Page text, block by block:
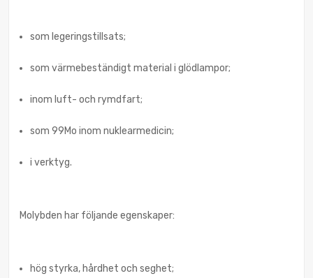
som legeringstillsats;
som värmebeständigt material i glödlampor;
inom luft- och rymdfart;
som 99Mo inom nuklearmedicin;
i verktyg.
Molybden har följande egenskaper:
hög styrka, hårdhet och seghet;